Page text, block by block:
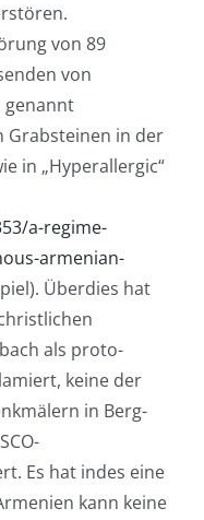
von 89
von
genannt
Grabsteinen in der
in „Hyperallergic“
a-regime-
armenian-
Überdies hat
als proto-
keine der
in Berg-
Es hat indes eine
kann keine